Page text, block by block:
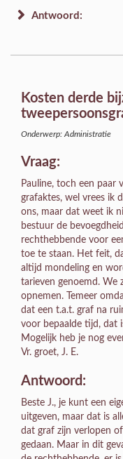
Antwoord:
Kosten derde
Onderwerp: Administratie
Vraag:
Pauline, toch een paar
grafaktes, wel vrees ik
ons, maar dat weet ik
bestuur de
rechthebbende voor
toe te staan. Het feit,
altijd mondeling en
tarieven genoemd. We
opnemen. Temeer
dat een t.a.t. graf na
voor bepaalde tijd, dat
Mogelijk heb je nog
Vr. groet, J. E.
Antwoord:
Beste J., je kunt een
uitgeven, maar dat is
dat graf zijn verlopen
gedaan. Maar in dit